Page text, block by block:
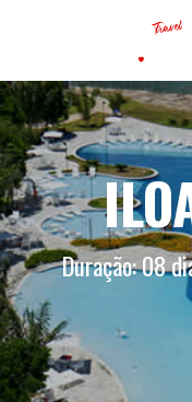
Duração: 08